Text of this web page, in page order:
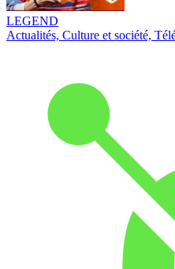
LEGEND
Actualités, Culture et société,